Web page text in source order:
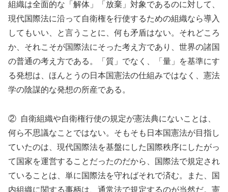
組織は全面的な「解体」「放棄」対象であるのに対して、
現代国際法に沿って自衛権を行使するための組織なら導入
してもいい、と言うことに、何も矛盾はない。それどころ
か、それこそが国際法にそった考え方であり、世界の諸国
の普通の考え方である。「質」でなく、「量」を基準にす
る発想は、ほんとうの日本国憲法の仕組みではなく、憲法
学の陰謀的な発想の所産である。
② 自衛組織や自衛権行使の規定が憲法典にないことは、
何ら不思議なことではない。そもそも日本国憲法が目指し
ていたのは、現代国際法を基盤にした国際秩序にしたがっ
て国家を運営することだったのだから、国際法で規定され
ていることは、単に国際法を守ればそれで済む。また、国
内組織に関する事柄は、通常法で規定するのが当然だ。憲